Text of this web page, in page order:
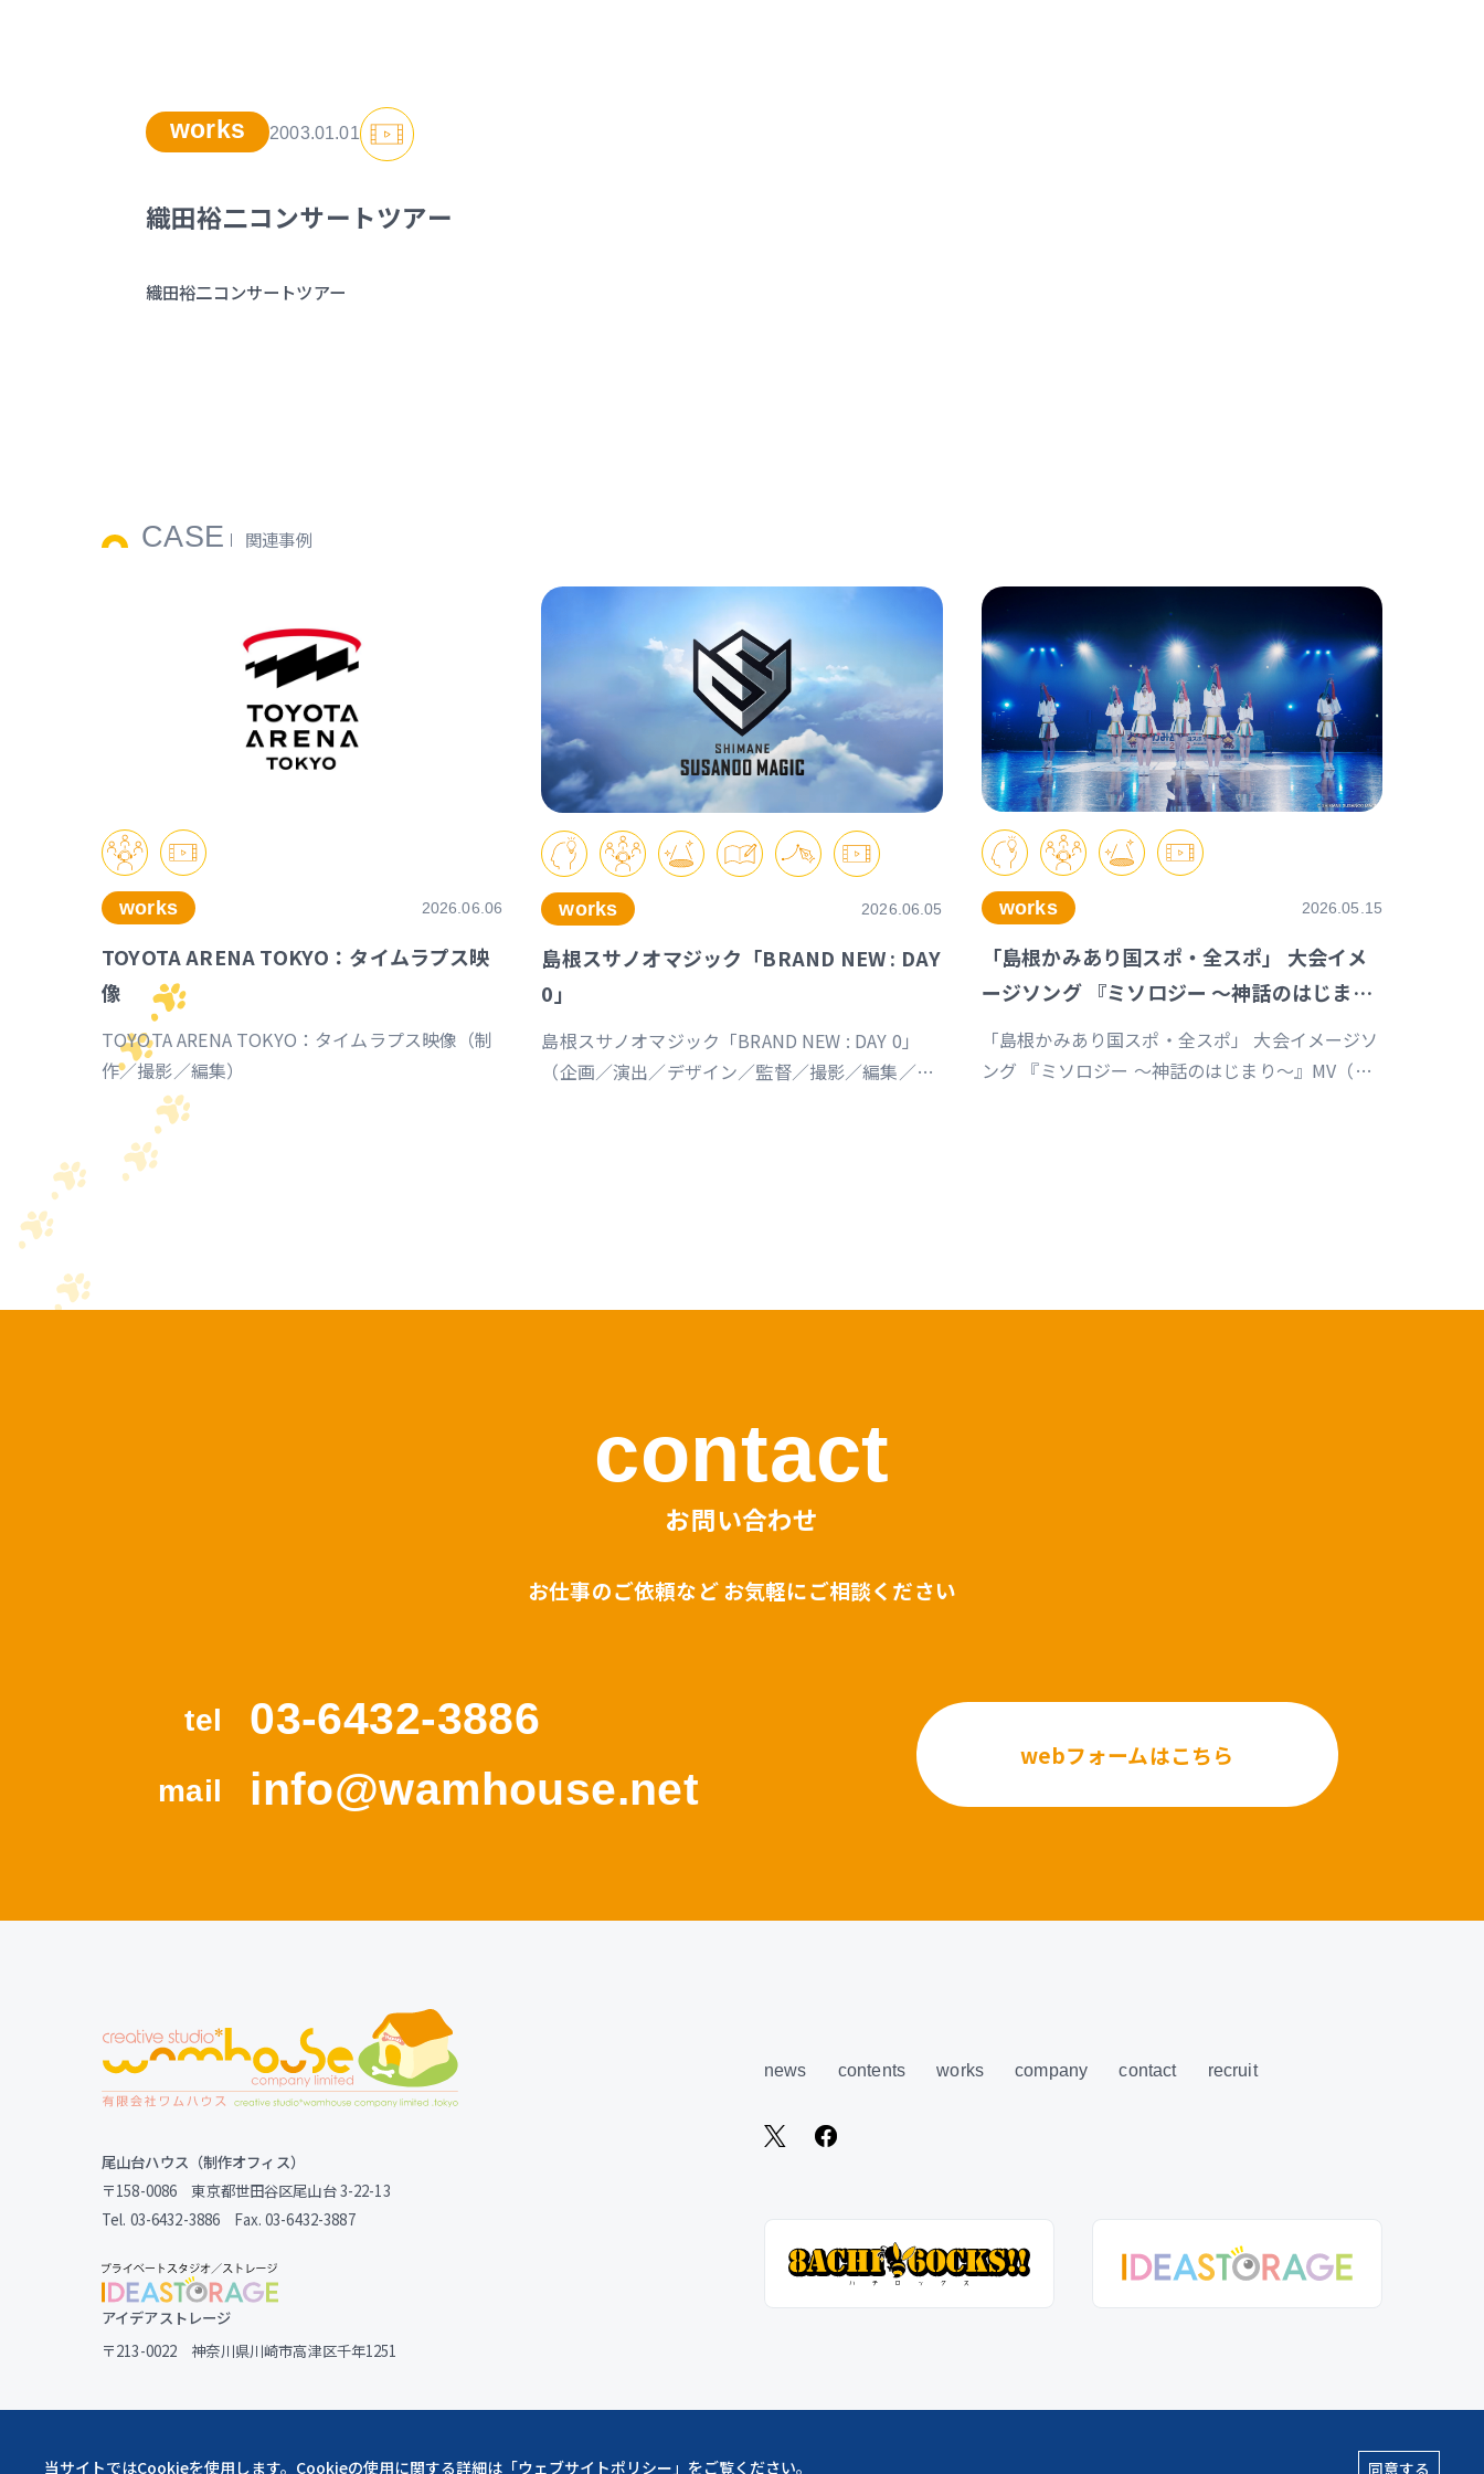
works 2003.01.01
織田裕二コンサートツアー
織田裕二コンサートツアー
CASE 関連事例
works 2026.06.06
TOYOTA ARENA TOKYO：タイムラプス映
像
TOYOTA ARENA TOKYO：タイムラプス映像（制
作／撮影／編集）
works 2026.06.05
島根スサノオマジック「BRAND NEW : DAY
0」
島根スサノオマジック「BRAND NEW : DAY 0」
（企画／演出／デザイン／監督／撮影／編集／制
works 2026.05.15
「島根かみあり国スポ・全スポ」 大会イメ
ージソング 『ミソロジー ～神話のはじまり
～』MV
「島根かみあり国スポ・全スポ」 大会イメージソ
ング 『ミソロジー ～神話のはじまり～』MV（企
contact
お問い合わせ
お仕事のご依頼など お気軽にご相談ください
tel 03-6432-3886
mail info@wamhouse.net
webフォームはこちら
尾山台ハウス（制作オフィス）
〒158-0086 東京都世田谷区尾山台 3-22-13
Tel. 03-6432-3886 Fax. 03-6432-3887
アイデアストレージ
〒213-0022 神奈川県川崎市高津区千年1251
news contents works company contact recruit
同意する
当サイトではCookieを使用します。Cookieの使用に関する詳細は「ウェブサイトポリシー」をご覧ください。